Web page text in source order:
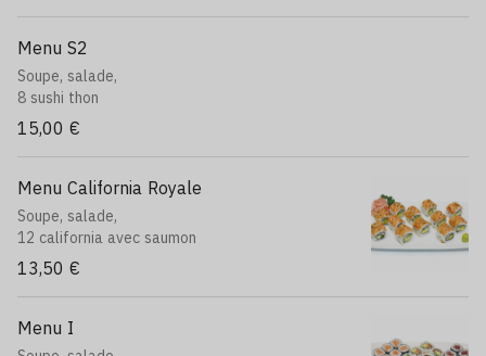
Menu S2
Soupe, salade,
8 sushi thon
15,00 €
Menu California Royale
Soupe, salade,
12 california avec saumon
13,50 €
Menu I